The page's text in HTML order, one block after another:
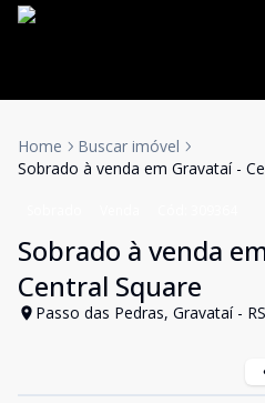
Home
Buscar imóvel
Sobrado à venda em Gravataí -
Sobrado à venda
Central Square
Passo das Pedras, Gravataí - RS